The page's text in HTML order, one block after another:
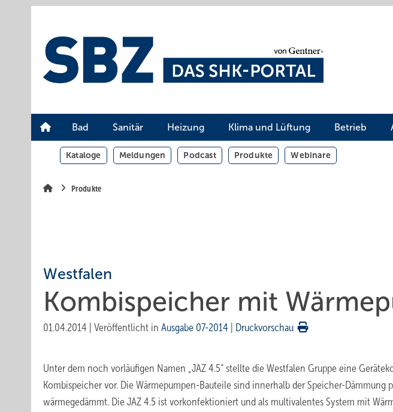
Bad Sanitär Heizung Klima und Lüftung Betrieb
Kataloge Meldungen Podcast Produkte Webinare
Produkte
Westfalen
Kombispeicher mit
01.04.2014 Veröffentlicht in Ausgabe 07-2014 Druckvorschau
Unter dem noch vorläufigen Namen „JAZ 4.5“ stellte die Westfalen Gruppe eine
Kombispeicher vor. Die Wärmepumpen-Bauteile sind innerhalb der Speicher-Dämmung
wärmegedämmt. Die JAZ 4.5 ist vorkonfektioniert und als multivalentes System mit